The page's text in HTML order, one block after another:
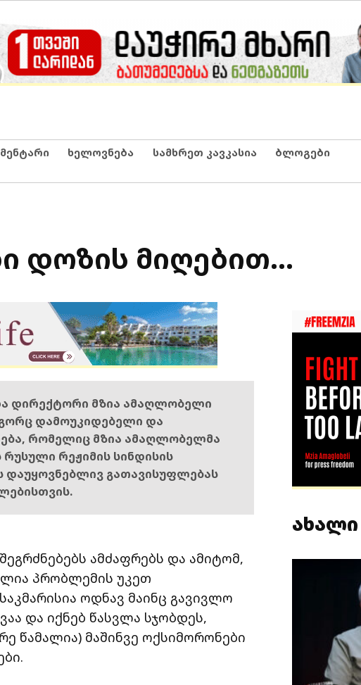
ხელოვნება სამხრეთ კავკასია ბლოგები
დოზის მიღებით…
დირექტორი მზია ამაღლობელი
დამოუკიდებელი და
რომელიც მზია ამაღლობელმა
რუსული რეჟიმის სინდისის
დაუყოვნებლივ გათავისუფლებას
ამძაფრებს და ამიტომ,
პრობლემის უკეთ
ოდნავ მაინც გავივლო
და იქნებ წასვლა სჯობდეს,
წამალია) მაშინვე ოქსიმორონები
ახალი